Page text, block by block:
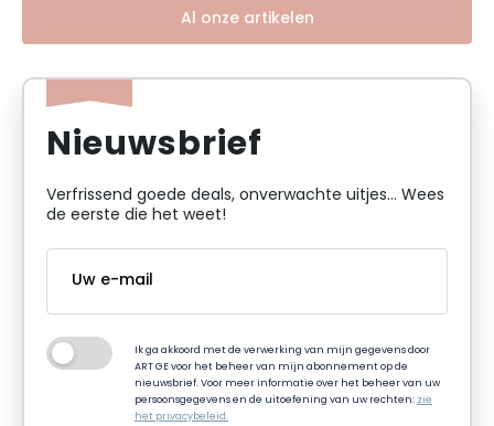
Al onze artikelen
Nieuwsbrief
Verfrissend goede deals, onverwachte uitjes... Wees
de eerste die het weet!
Ik ga akkoord met de verwerking van mijn gegevens door
ART GE voor het beheer van mijn abonnement op de
nieuwsbrief. Voor meer informatie over het beheer van uw
persoonsgegevens en de uitoefening van uw rechten: zie
het privacybeleid.